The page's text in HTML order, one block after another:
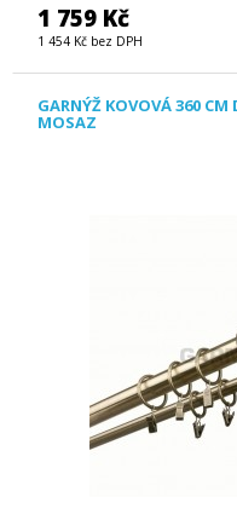
1 759 Kč
1 454 Kč bez DPH
GARNÝŽ KOVOVÁ 360
MOSAZ